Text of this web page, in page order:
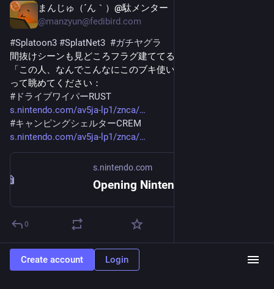
まんじゅ（´ん｀）@駄メンター
@manzyun@fedibird.com
#Splatoon3 #SplatNet3 #ガチヤグラ
間抜けシーンも見どころフラグ建ててるので、
「この人、なんでこんなにこのブキ使いたがるんだろう」
って眺めてください：
# ドライブワイパーRUST
s.nintendo.com/av5ja-lp1/znca/
#キャンピングシェルターCREM
s.nintendo.com/av5ja-lp1/znca/
s.nintendo.com
0
Oct 13, 2025
Mitsouko
Create account Login